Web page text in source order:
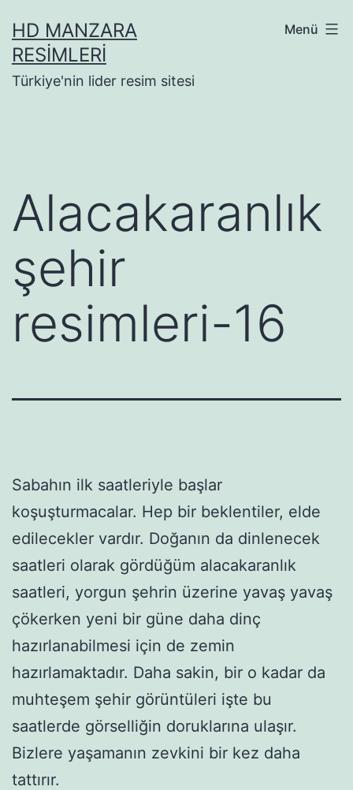
geçHD MANZARA
RESIMLERI
Türkiye'nin lider resim sitesi
Menü
Alacakaranlık
şehir
resimleri-16
Sabahın ilk saatleriyle başlar
koşuşturmacalar. Hep bir beklentiler, elde
edilecekler vardır. Doğanın da dinlenecek
saatleri olarak gördüğüm alacakaranlık
saatleri, yorgun şehrin üzerine yavaş yavaş
çökerken yeni bir güne daha dinç
hazırlanabilmesi için de zemin
hazırlamaktadır. Daha sakin, bir o kadar da
muhteşem şehir görüntüleri işte bu
saatlerde görselliğin doruklarına ulaşır.
Bizlere yaşamanın zevkini bir kez daha
tattırır.